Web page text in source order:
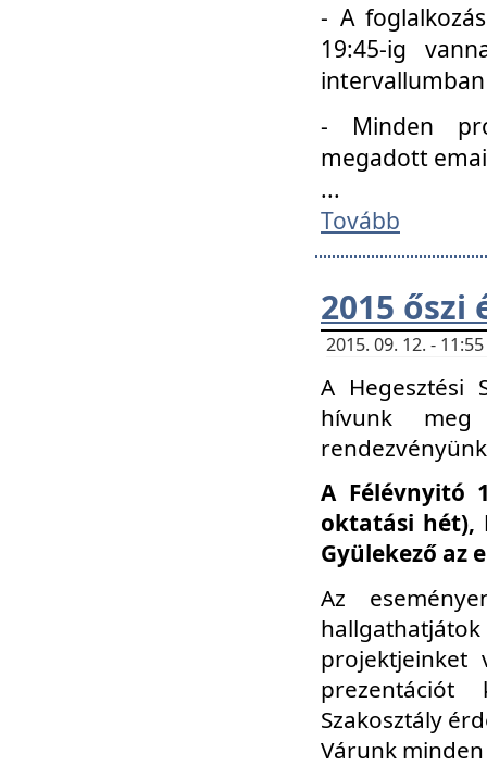
- A
19:45-ig
- Minden
megadott
...
Tovább
2015
2015. 09. 12. -
A Hegesztési
hívunk
A Félévnyitó
oktatási hét),
Gyülekező az
Az
Szakosztály
Várunk